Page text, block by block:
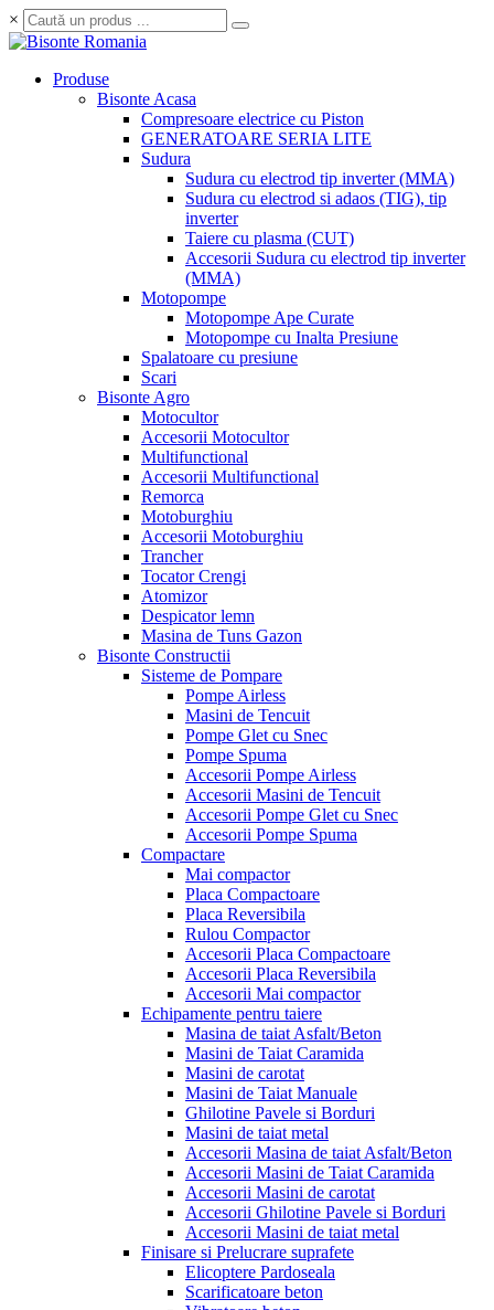
×
Produse
Bisonte Acasa
Compresoare electrice cu Piston
GENERATOARE SERIA LITE
Sudura
Sudura cu electrod tip inverter (MMA)
Sudura cu electrod si adaos (TIG), tip
inverter
Taiere cu plasma (CUT)
Accesorii Sudura cu electrod tip inverter
(MMA)
Motopompe
Motopompe Ape Curate
Motopompe cu Inalta Presiune
Spalatoare cu presiune
Scari
Bisonte Agro
Motocultor
Accesorii Motocultor
Multifunctional
Accesorii Multifunctional
Remorca
Motoburghiu
Accesorii Motoburghiu
Trancher
Tocator Crengi
Atomizor
Despicator lemn
Masina de Tuns Gazon
Bisonte Constructii
Sisteme de Pompare
Pompe Airless
Masini de Tencuit
Pompe Glet cu Snec
Pompe Spuma
Accesorii Pompe Airless
Accesorii Masini de Tencuit
Accesorii Pompe Glet cu Snec
Accesorii Pompe Spuma
Compactare
Mai compactor
Placa Compactoare
Placa Reversibila
Rulou Compactor
Accesorii Placa Compactoare
Accesorii Placa Reversibila
Accesorii Mai compactor
Echipamente pentru taiere
Masina de taiat Asfalt/Beton
Masini de Taiat Caramida
Masini de carotat
Masini de Taiat Manuale
Ghilotine Pavele si Borduri
Masini de taiat metal
Accesorii Masina de taiat Asfalt/Beton
Accesorii Masini de Taiat Caramida
Accesorii Masini de carotat
Accesorii Ghilotine Pavele si Borduri
Accesorii Masini de taiat metal
Finisare si Prelucrare suprafete
Elicoptere Pardoseala
Scarificatoare beton